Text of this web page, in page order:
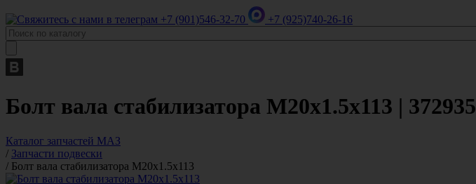
+7 (901)546-32-70 +7 (925)740-26-16
Болт вала стабилизатора М20х1.5х113 | 372935
Каталог запчастей МАЗ
/ Запчасти подвески
/ Болт вала стабилизатора М20х1.5х113